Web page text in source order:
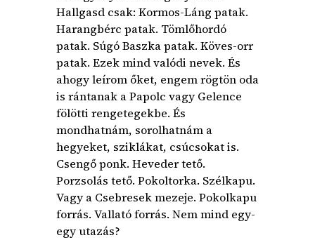
Hallgasd csak: Kormos-Láng patak.
Harangbérc patak. Tömlőhordó
patak. Súgó Baszka patak. Köves-orr
patak. Ezek mind valódi nevek. És
ahogy leírom őket, engem rögtön oda
is rántanak a Papolc vagy Gelence
fölötti rengetegekbe. És
mondhatnám, sorolhatnám a
hegyeket, sziklákat, csúcsokat is.
Csengő ponk. Heveder tető.
Porzsolás tető. Pokoltorka. Szélkapu.
Vagy a Csebresek mezeje. Pokolkapu
forrás. Vallató forrás. Nem mind egy-
egy utazás?